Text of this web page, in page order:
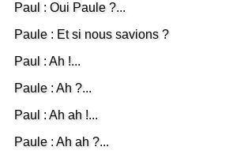
Paul : Oui Paule ?...
Paule : Et si nous savions ?
Paul : Ah !...
Paule : Ah ?...
Paul : Ah ah !...
Paule : Ah ah ?...